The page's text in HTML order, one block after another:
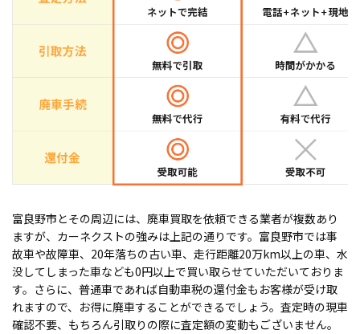
富良野市とその周辺には、廃車買取を依頼できる業者が複数あり
ますが、カーネクストの強みは上記の通りです。富良野市では事
故車や故障車、20年落ちの古い車、走行距離20万km以上の車、水
没してしまった車なども0円以上で買い取らせていただいておりま
す。さらに、普通車であれば自動車税の還付金もお客様が受け取
れますので、お得に廃車することができるでしょう。査定時の現車
確認不要、もちろん引取りの際に査定額の変動もございません。